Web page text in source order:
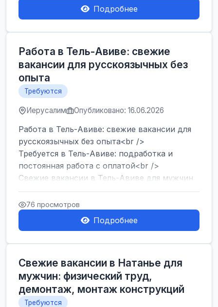
Подробнее
Работа в Тель-Авиве: свежие
вакансии для русскоязычных без
опыта
Требуются
Иерусалим Опубликовано: 16.06.2026
Работа в Тель-Авиве: свежие вакансии для
русскоязычных без опыта<br />
Требуется в Тель-Авиве: подработка и
постоянная работа с оплатой<br />
Свежие вакансии в Тель-Авиве для мужчин
и женщин от хозя...
76 просмотров
Подробнее
Свежие вакансии в Натанье для
мужчин: физический труд,
демонтаж, монтаж конструкций
Требуются